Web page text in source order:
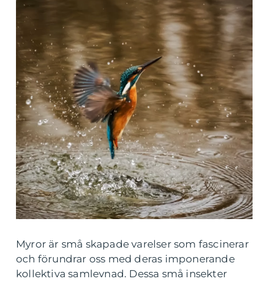
Myror är små skapade varelser som fascinerar
och förundrar oss med deras imponerande
kollektiva samlevnad. Dessa små insekter